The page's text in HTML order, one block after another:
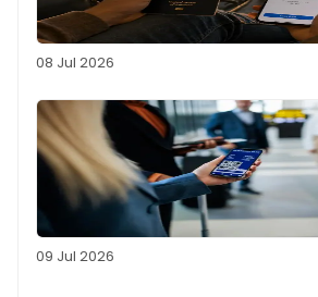
08 Jul 2026
09 Jul 2026